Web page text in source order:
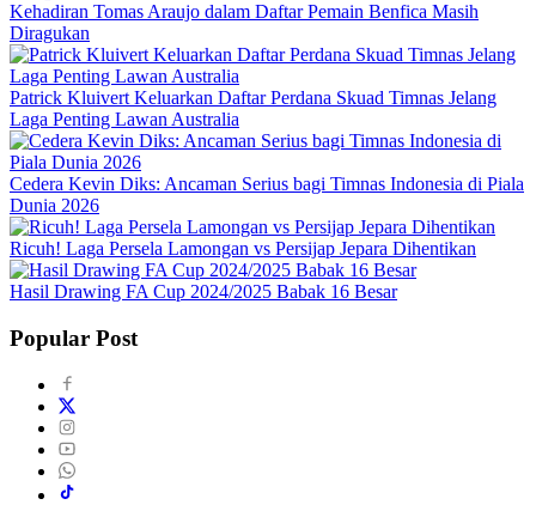
Kehadiran Tomas Araujo dalam Daftar Pemain Benfica Masih
Diragukan
Patrick Kluivert Keluarkan Daftar Perdana Skuad Timnas Jelang
Laga Penting Lawan Australia
Cedera Kevin Diks: Ancaman Serius bagi Timnas Indonesia di Piala
Dunia 2026
Ricuh! Laga Persela Lamongan vs Persijap Jepara Dihentikan
Hasil Drawing FA Cup 2024/2025 Babak 16 Besar
Popular Post